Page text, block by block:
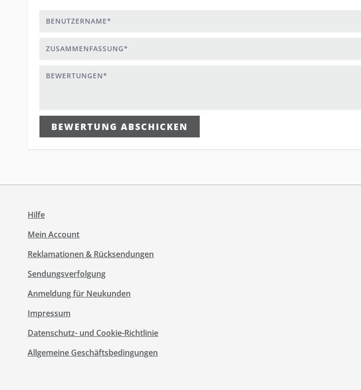
BEWERTUNG ABSCHICKEN
Hilfe
Mein Account
Reklamationen & Rücksendungen
Sendungsverfolgung
Anmeldung für Neukunden
Impressum
Datenschutz- und Cookie-Richtlinie
Allgemeine Geschäftsbedingungen